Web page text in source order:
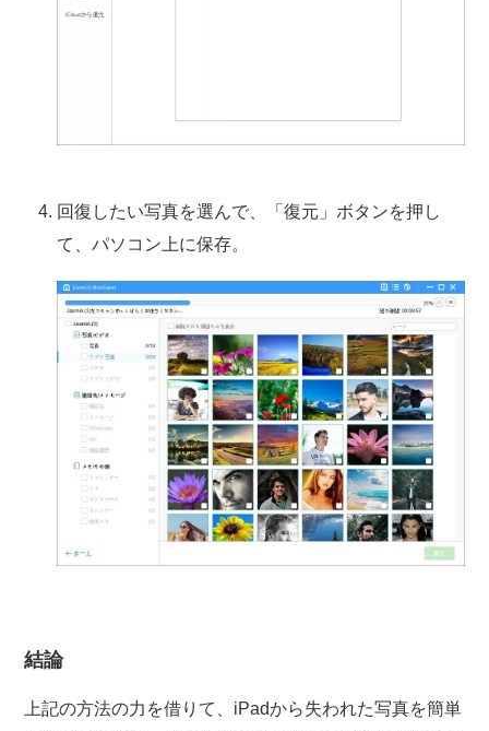
回復したい写真を選んで、「復元」ボタンを押し
て、パソコン上に保存。
結論
上記の方法の力を借りて、iPadから失われた写真を簡単